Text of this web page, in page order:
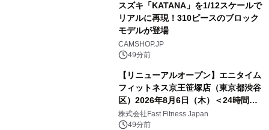
スズキ「KATANA」を1/12スケールで
リアルに再現！310ピースのブロック
モデルが登場
CAMSHOP.JP
49分前
【リニューアルオープン】エニタイム
フィットネス京王笹塚店（東京都渋谷
区）2026年8月6日（木）＜24時間年
中無休のフィットネスジム＞
株式会社Fast Fitness Japan
49分前